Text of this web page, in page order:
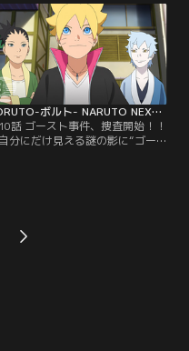
た--。そんなある晩ボルトは、
の人物から不思議な瞳術（どうじ
）を与えられる夢を見る。それ
り、母・ヒナタの家系、日向
ゅうが）一族特有の能力であ
。【提供：バンダイチャンネ
BORUTO-ボルト- NARUTO NEXT GENERATIONS 第010話
話 ゴースト事件、捜査開始！！
分にだけ見える謎の影に“ゴー
興味のある職場を見学するよう指
。ボルトは、シカダイ、ミツキと